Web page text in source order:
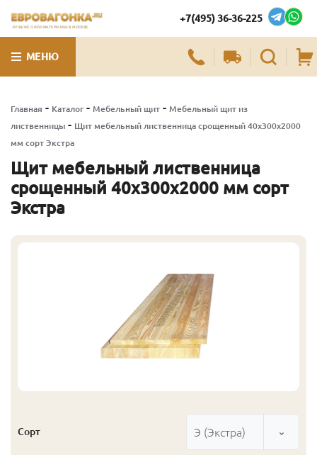
ЛУЧШИЕ ПИЛОМАТЕРИАЛЫ В МОСКВЕ
+7(495) 36-36-225
МЕНЮ
Главная - Каталог - Мебельный щит - Мебельный щит из
лиственницы - Щит мебельный лиственница срощенный 40х300х2000
мм сорт Экстра
Щит мебельный лиственница
срощенный 40х300х2000 мм сорт
Экстра
Сорт Э (Экстра)